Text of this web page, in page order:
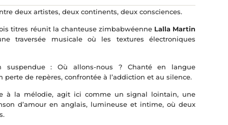
deux artistes, deux continents, deux consciences.
titres réunit la chanteuse zimbabwéenne Lalla Martin
traversée musicale où les textures électroniques
: Où allons-nous ? Chanté en langue
de repères, confrontée à l’addiction et au silence.
à la mélodie, agit ici comme un signal lointain, une
d’amour en anglais, lumineuse et intime, où deux